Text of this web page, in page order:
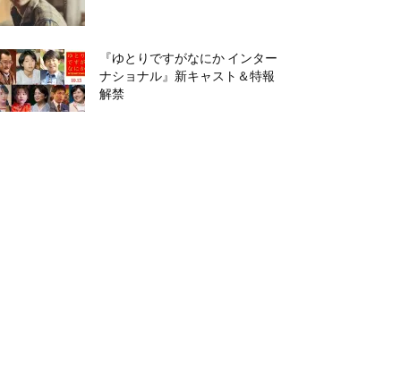
『ゆとりですがなにか インター
ナショナル』新キャスト＆特報
解禁